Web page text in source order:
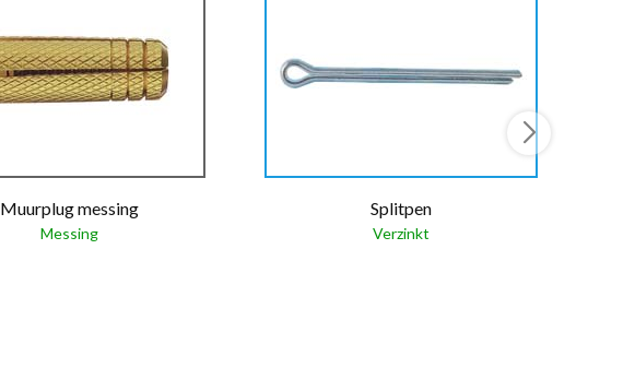
Muurplug messing
Messing
Splitpen
Verzinkt